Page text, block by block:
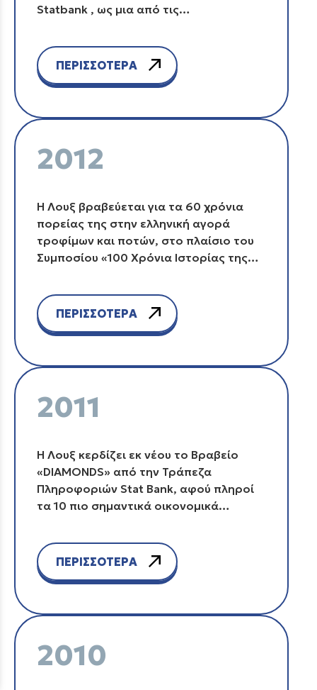
Statbank , ως μια από τις
ΠΕΡΙΣΣΟΤΕΡΑ
2012
Η Λουξ βραβεύεται για τα 60 χρόνια
πορείας της στην ελληνική αγορά
τροφίμων και ποτών, στο πλαίσιο του
Συμποσίου «100 Χρόνια Ιστορίας της
Ποτών» υπό την αιγίδα του ΣΕΒΤ.
ΠΕΡΙΣΣΟΤΕΡΑ
2011
Η Λουξ κερδίζει εκ νέου το Βραβείο
«DIAMONDS» από την Τράπεζα
Πληροφοριών Stat Bank, αφού πληροί
τα 10 πιο σημαντικά οικονομικά
3.500 εταιρείες στην Ελλάδα, σχετικά
με την αξιοπιστία και την υγιή τους
πορεία.
ΠΕΡΙΣΣΟΤΕΡΑ
2010